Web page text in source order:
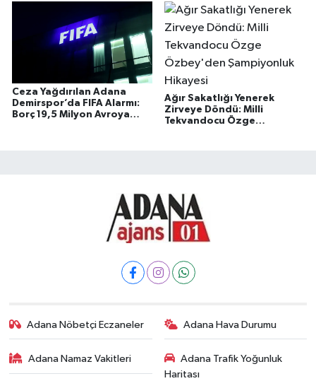
Ceza Yağdırılan Adana
Demirspor’da FIFA Alarmı:
Borç 19,5 Milyon Avroya
Ağır Sakatlığı Yenerek
Zirveye Döndü: Milli
Tekvandocu Özge
Adana Nöbetçi Eczaneler Adana Hava Durumu
Adana Namaz Vakitleri
Adana Trafik Yoğunluk
Haritası